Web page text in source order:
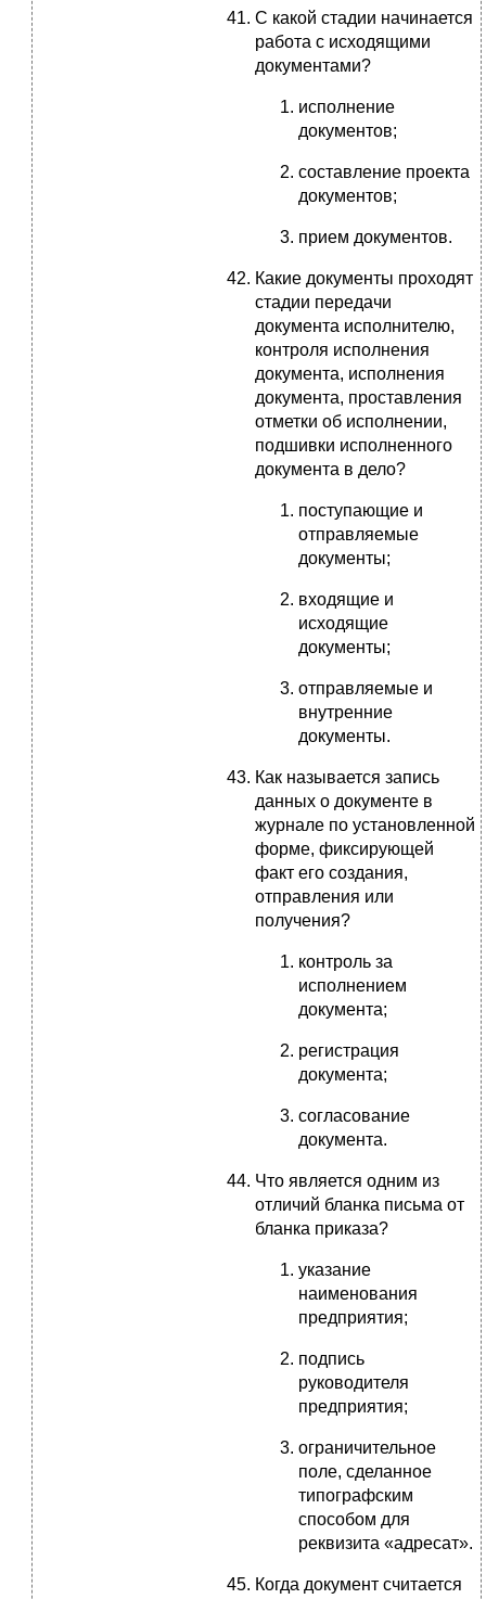
С какой стадии начинается
работа с исходящими
документами?
исполнение
документов;
составление проекта
документов;
прием документов.
Какие документы проходят
стадии передачи
документа исполнителю,
контроля исполнения
документа, исполнения
документа, проставления
отметки об исполнении,
подшивки исполненного
документа в дело?
поступающие и
отправляемые
документы;
входящие и
исходящие
документы;
отправляемые и
внутренние
документы.
Как называется запись
данных о документе в
журнале по установленной
форме, фиксирующей
факт его создания,
отправления или
получения?
контроль за
исполнением
документа;
регистрация
документа;
согласование
документа.
Что является одним из
отличий бланка письма от
бланка приказа?
указание
наименования
предприятия;
подпись
руководителя
предприятия;
ограничительное
поле, сделанное
типографским
способом для
реквизита «адресат».
Когда документ считается